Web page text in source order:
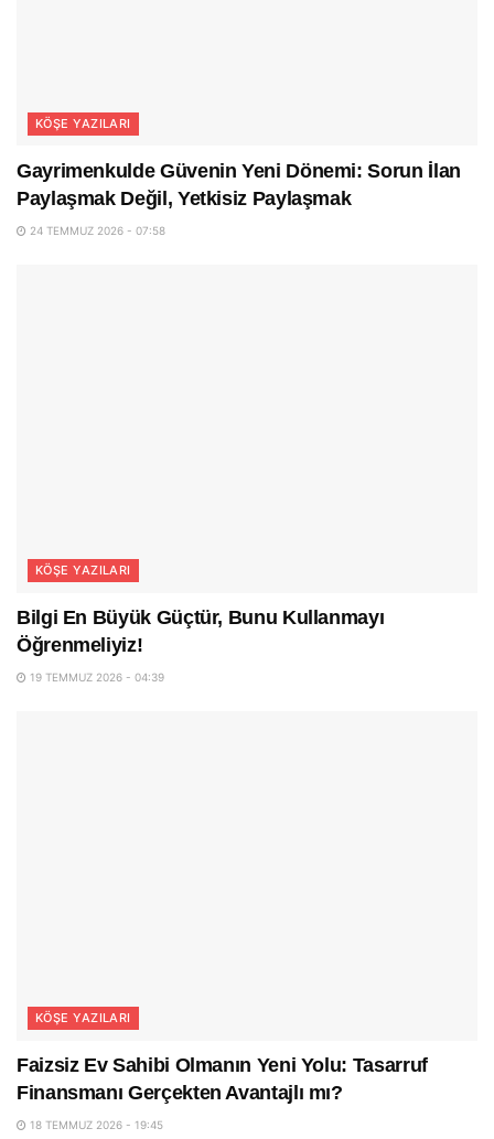
KÖŞE YAZILARI
Gayrimenkulde Güvenin Yeni Dönemi: Sorun İlan
Paylaşmak Değil, Yetkisiz Paylaşmak
24 TEMMUZ 2026 - 07:58
KÖŞE YAZILARI
Bilgi En Büyük Güçtür, Bunu Kullanmayı
Öğrenmeliyiz!
19 TEMMUZ 2026 - 04:39
KÖŞE YAZILARI
Faizsiz Ev Sahibi Olmanın Yeni Yolu: Tasarruf
Finansmanı Gerçekten Avantajlı mı?
18 TEMMUZ 2026 - 19:45